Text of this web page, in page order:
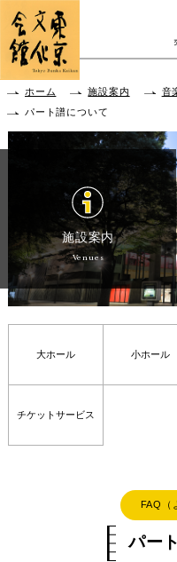
ホーム 施設案内 音
パート譜について
施設案内
Venues
大ホール 小ホール
チケットサービス
FAQ（
パー